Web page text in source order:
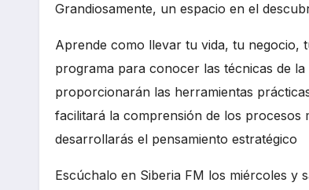
Grandiosamente, un espacio en el
Aprende como llevar tu vida, tu negocio,
programa para conocer las técnicas de
proporcionarán las herramientas
facilitará la comprensión de los procesos
desarrollarás el pensamiento estratégico
Escúchalo en Siberia FM los miércoles y